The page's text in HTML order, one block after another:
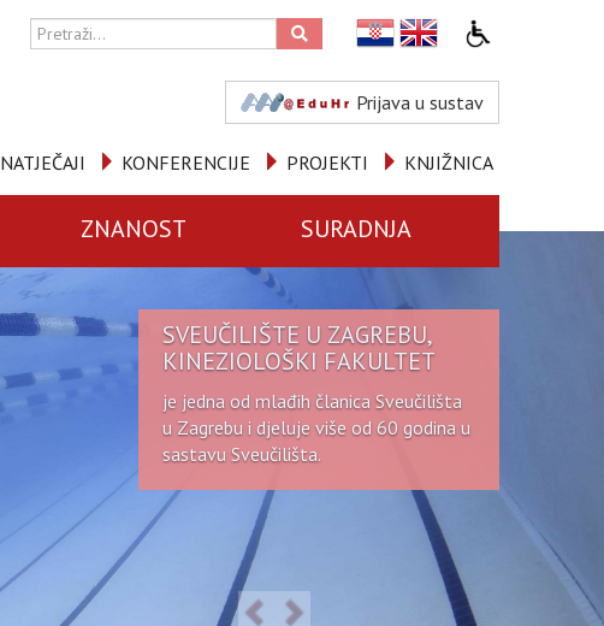
Prijava u sustav
KNJIŽNICA
PROJEKTI
KONFERENCIJE
NATJEČAJI
ZNANOST SURADNJA
SVEUČILIŠTE U ZAGREBU,
KINEZIOLOŠKI FAKULTET
je jedna od mlađih članica Sveučilišta
u Zagrebu i djeluje više od 60 godina u
sastavu Sveučilišta.